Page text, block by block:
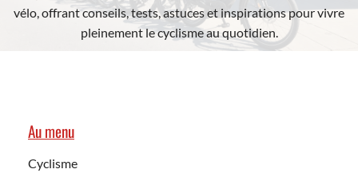
vélo, offrant conseils, tests, astuces et inspirations pour vivre
pleinement le cyclisme au quotidien.
Au menu
Cyclisme